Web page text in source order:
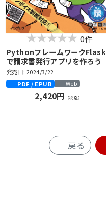
0件
PythonフレームワークFlask
で請求書発行アプリを作ろう
発売日: 2024/3/22
PDF / EPUB
Web
2,420円 （税込）
戻る